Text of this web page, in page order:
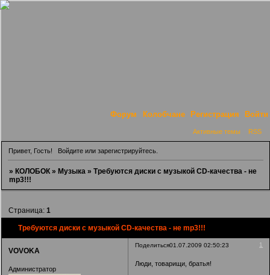
Форум Колобчане Регистрация Войти
Активные темы RSS
Привет, Гость! Войдитеили зарегистрируйтесь.
»КОЛОБОК »Музыка »Требуются диски с музыкой CD-качества - не
mp3!!!
Требуются диски с музыкой CD-качества - не mp3!!!
Страница:1
Поделиться 1
01.07.2009 02:50:23
VOVOKA
Администратор
Люди, товарищи, братья!